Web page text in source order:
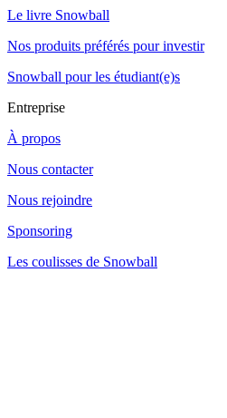
Le livre Snowball
Nos produits préférés pour investir
Snowball pour les étudiant(e)s
Entreprise
À propos
Nous contacter
Nous rejoindre
Sponsoring
Les coulisses de Snowball